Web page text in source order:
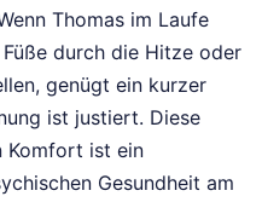
Thomas im Laufe
durch die Hitze oder
genügt ein kurzer
ist justiert. Diese
Komfort ist ein
Gesundheit am